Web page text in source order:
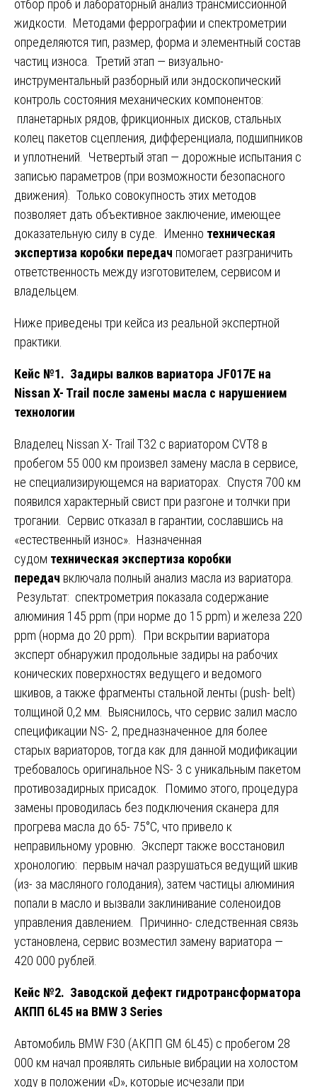
отбор проб и лабораторный анализ трансмиссионной
жидкости. Методами феррографии и спектрометрии
определяются тип, размер, форма и элементный состав
частиц износа. Третий этап — визуально-
инструментальный разборный или эндоскопический
контроль состояния механических компонентов:
планетарных рядов, фрикционных дисков, стальных
колец пакетов сцепления, дифференциала, подшипников
и уплотнений. Четвертый этап — дорожные испытания с
записью параметров (при возможности безопасного
движения). Только совокупность этих методов
позволяет дать объективное заключение, имеющее
доказательную силу в суде. Именно техническая
экспертиза коробки передач помогает разграничить
ответственность между изготовителем, сервисом и
владельцем.
Ниже приведены три кейса из реальной экспертной
практики.
Кейс №1. Задиры валков вариатора JF017E на
Nissan X- Trail после замены масла с нарушением
технологии
Владелец Nissan X- Trail T32 с вариатором CVT8 в
пробегом 55 000 км произвел замену масла в сервисе,
не специализирующемся на вариаторах. Спустя 700 км
появился характерный свист при разгоне и толчки при
трогании. Сервис отказал в гарантии, сославшись на
«естественный износ». Назначенная
судом техническая экспертиза коробки
передач включала полный анализ масла из вариатора.
Результат: спектрометрия показала содержание
алюминия 145 ppm (при норме до 15 ppm) и железа 220
ppm (норма до 20 ppm). При вскрытии вариатора
эксперт обнаружил продольные задиры на рабочих
конических поверхностях ведущего и ведомого
шкивов, а также фрагменты стальной ленты (push- belt)
толщиной 0,2 мм. Выяснилось, что сервис залил масло
спецификации NS- 2, предназначенное для более
старых вариаторов, тогда как для данной модификации
требовалось оригинальное NS- 3 с уникальным пакетом
противозадирных присадок. Помимо этого, процедура
замены проводилась без подключения сканера для
прогрева масла до 65- 75°C, что привело к
неправильному уровню. Эксперт также восстановил
хронологию: первым начал разрушаться ведущий шкив
(из- за масляного голодания), затем частицы алюминия
попали в масло и вызвали заклинивание соленоидов
управления давлением. Причинно- следственная связь
установлена, сервис возместил замену вариатора —
420 000 рублей.
Кейс №2. Заводской дефект гидротрансформатора
АКПП 6L45 на BMW 3 Series
Автомобиль BMW F30 (АКПП GM 6L45) с пробегом 28
000 км начал проявлять сильные вибрации на холостом
ходу в положении «D», которые исчезали при